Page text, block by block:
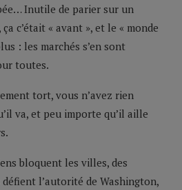
Inutile de parier sur un
c’était « avant », et le « monde
: les marchés s’en sont
toutes.
tort, vous n’avez rien
va, et peu importe qu’il aille
bloquent les villes, des
l’autorité de Washington,